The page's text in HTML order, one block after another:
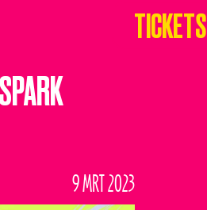
TICKETS
9 MRT 2023